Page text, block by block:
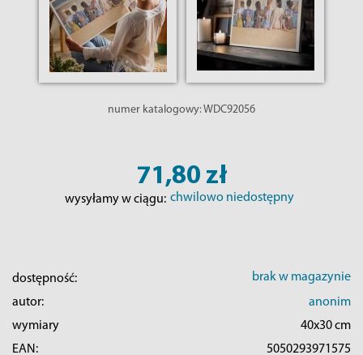
numer katalogowy:WDC92056
71,80 zł
wysyłamy w ciągu: chwilowo niedostępny
dostępność:
brak w magazynie
autor:
anonim
wymiary
40x30 cm
EAN:
5050293971575